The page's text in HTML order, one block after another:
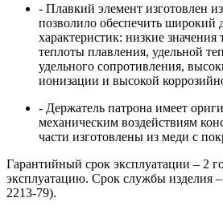
- Плавкий элемент изготовлен
позволило обеспечить широкий
характеристик: низкие значения
теплоты плавления, удельной
удельного сопротивления,
ионизации и высокой
- Держатель патрона имеет
механическим воздействиям
части изготовлены из меди с
Гарантийный срок эксплуатации – 2
эксплуатацию. Срок службы изделия
2213-79).